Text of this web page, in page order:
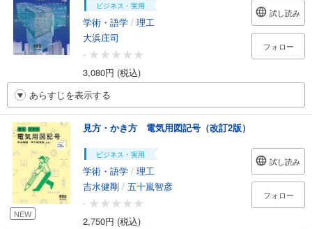
ビジネス・実用
学術・語学 / 理工
大浜庄司
-
3,080円 (税込)
試し読み
フォロー
あらすじを表示する
NEW
見方・かき方 電気用図記号（改訂2版）
ビジネス・実用
学術・語学 / 理工
吉水健剛 / 五十嵐智彦
-
2,750円 (税込)
試し読み
フォロー